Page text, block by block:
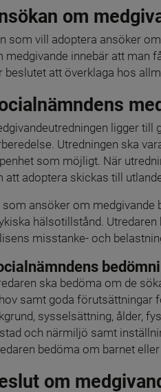
om
som vill adoptera ansöker
medgivande innebär att man
beslutet att överklaga hos
ligger
Utredningen ska
som möjligt. När
att adoptera skickas till
som ansöker om medgivande
hälsotillstånd.
misstanke- och
ska bedöma om de
samt goda förutsättningar
sysselsättning, ålder,
och närmiljö samt
bedöma om barnet
om